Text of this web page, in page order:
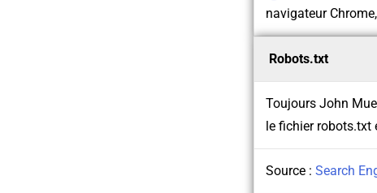
navigateur
Robots.txt
Toujours John
le fichier
Source : Search